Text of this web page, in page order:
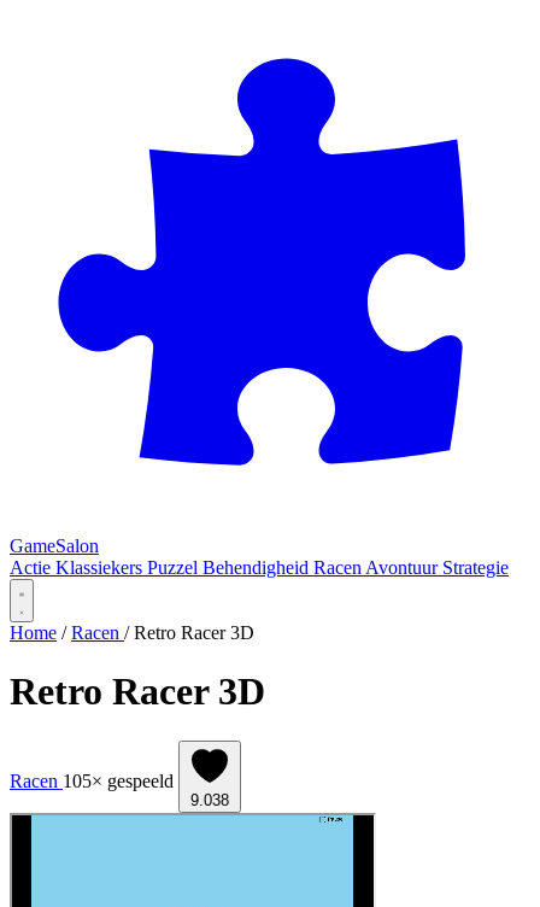
GameSalon
Actie Klassiekers Puzzel Behendigheid Racen Avontuur Strategie
Home / Racen / Retro Racer 3D
Retro Racer 3D
Racen 105× gespeeld
9.038